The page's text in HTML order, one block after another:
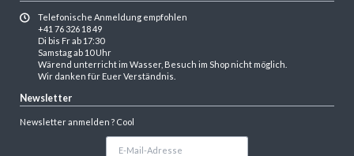
Telefonische Anmeldung empfohlen
+41 76 326 18 49
Di bis Fr ab 17:30
Samstag ab 10 Uhr
Wärend unterricht im Wasser, Besuch im Shop nicht möglich.
Wir danken für Euer Verständnis.
Newsletter
Newsletter anmelden ? Cool